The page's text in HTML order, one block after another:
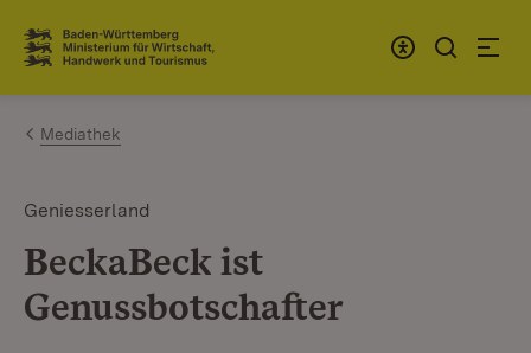
Zum Inhalt springen
Link zur Startseite
Mediathek
Geniesserland
BeckaBeck ist
Genussbotschafter